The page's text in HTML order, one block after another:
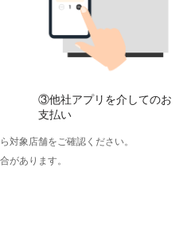
③他社アプリを介してのお
支払い
対象店舗をご確認ください。
があります。